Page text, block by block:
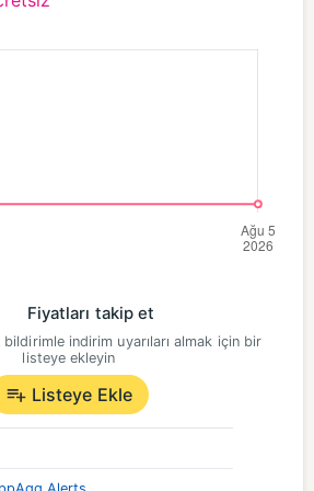
Fiyatları takip et
indirim uyarıları almak için bir
listeye ekleyin
Listeye Ekle